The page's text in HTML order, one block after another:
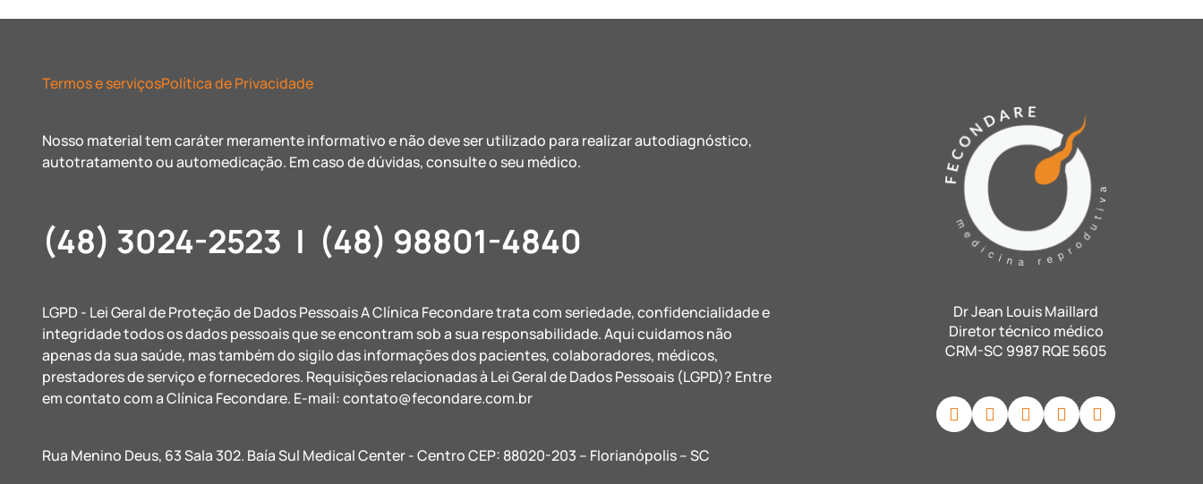
Termos e serviçosPolítica de Privacidade
Nosso material tem caráter meramente informativo e não deve ser utilizado para realizar autodiagnóstico,
autotratamento ou automedicação. Em caso de dúvidas, consulte o seu médico.
(48) 3024-2523 | (48) 98801-4840
LGPD - Lei Geral de Proteção de Dados Pessoais A Clínica Fecondare trata com seriedade, confidencialidade e
integridade todos os dados pessoais que se encontram sob a sua responsabilidade. Aqui cuidamos não
apenas da sua saúde, mas também do sigilo das informações dos pacientes, colaboradores, médicos,
prestadores de serviço e fornecedores. Requisições relacionadas à Lei Geral de Dados Pessoais (LGPD)? Entre
em contato com a Clínica Fecondare. E-mail:contato@fecondare.com.br
Rua Menino Deus, 63 Sala 302. Baía Sul Medical Center - Centro CEP: 88020-203 – Florianópolis – SC
Dr Jean Louis Maillard
Diretor técnico médico
CRM-SC 9987 RQE 5605